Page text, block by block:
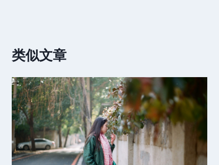
类似文章